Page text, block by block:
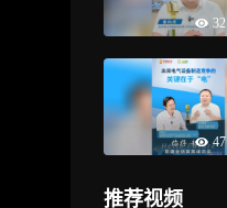
32
47
推荐视频